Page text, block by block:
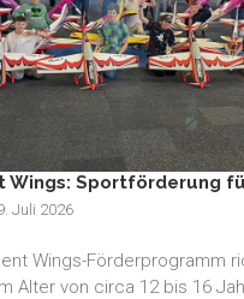
Wings: Sportförderung
Juli 2026
Wings-Förderprogramm
Alter von circa 12 bis 16